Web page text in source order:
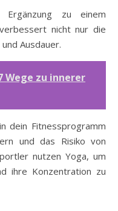
zu einem
nicht nur die
Ausdauer.
Wege zu innerer
dein Fitnessprogramm
und das Risiko von
nutzen Yoga, um
ihre Konzentration zu